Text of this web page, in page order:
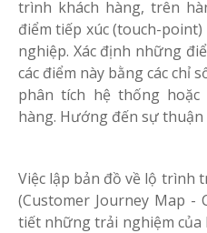
trình khách hàng, trên
điểm tiếp xúc (touch-
nghiệp. Xác định những
các điểm này bằng các chỉ
phân tích hệ thống
hàng. Hướng đến sự
Việc lập bản đồ về lộ trình
(Customer Journey Map -
tiết những trải nghiệm